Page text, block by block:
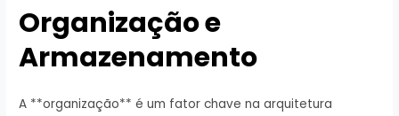
Organização e
Armazenamento
A **organização** é um fator chave na arquitetura